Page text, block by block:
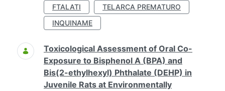
FTALATI
TELARCA PREMATURO
INQUINAME
Toxicological Assessment of Oral Co-
Exposure to Bisphenol A (BPA) and
Bis(2-ethylhexyl) Phthalate (DEHP) in
Juvenile Rats at Environmentally